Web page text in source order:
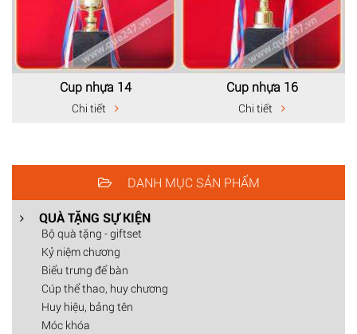
Cup nhựa 14
Chi tiết
Cup nhựa 16
Chi tiết
DANH MỤC SẢN PHẨM
QUÀ TẶNG SỰ KIỆN
Bộ quà tặng - giftset
Kỷ niệm chương
Biểu trưng để bàn
Cúp thể thao, huy chương
Huy hiệu, bảng tên
Móc khóa